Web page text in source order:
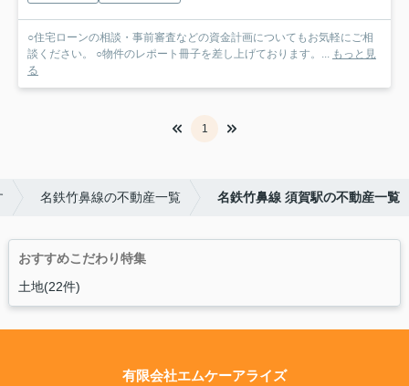
○住宅ローンの相談・事前審査などの資金計画についてもお気軽にご相
談ください。 ○物件のレポート冊子を差し上げております。... もっと見
る
1
名鉄竹鼻線の不動産一覧 名鉄竹鼻線 須賀駅の不動産一覧
おすすめこだわり特集
土地(22件)
有限会社エムケーアライズ